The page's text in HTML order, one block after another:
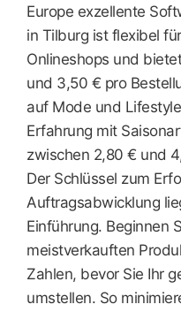
Europe exzellente
in Tilburg ist flexibel
Onlineshops und
und 3,50 € pro
auf Mode und
Erfahrung mit
zwischen 2,80 € und
Der Schlüssel zum
Auftragsabwicklung
Einführung. Beginnen
meistverkauften
Zahlen, bevor Sie Ihr
umstellen. So